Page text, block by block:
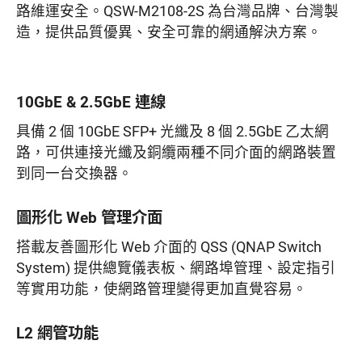
路維運安全。QSW-M2108-2S 為台灣品牌、台灣製
造，提供品質優異、安全可靠的網通解決方案。
10GbE & 2.5GbE 連線
具備 2 個 10GbE SFP+ 光纖及 8 個 2.5GbE 乙太網
路，可供連接光纖及銅纜兩種不同介面的網路裝置
到同一台交換器。
圖形化 Web 管理介面
搭載友善圖形化 Web 介面的 QSS (QNAP Switch
System) 提供總覽儀表板、網路埠管理、設定指引
等實用功能，使網路管理變得更加直覺容易。
L2 網管功能